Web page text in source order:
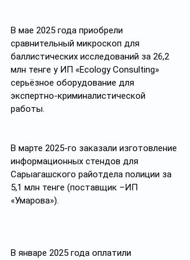
В мае 2025 года приобрели
сравнительный микроскоп для
баллистических исследований за 26,2
млн тенге у ИП «Ecology Consulting»
серьёзное оборудование для
экспертно-криминалистической
работы.
В марте 2025-го заказали изготовление
информационных стендов для
Сарыагашского райотдела полиции за
5,1 млн тенге (поставщик –ИП
«Умарова»).
В январе 2025 года оплатили